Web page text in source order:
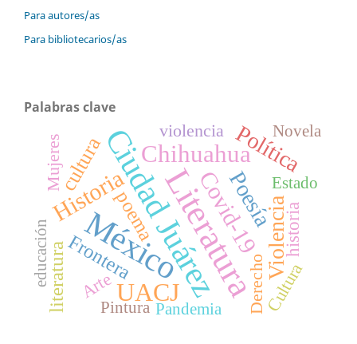
Para autores/as
Para bibliotecarios/as
Palabras clave
Literatura
Ciudad Juárez
México
UACJ
Chihuahua
Historia Covid-19
PoesíaViolencia
Política
cultura
poema
Frontera
literatura
historia
Cultura
Arte Derecho
violencia
Mujeres
educación
Pandemia
Pintura
Estado
Novela